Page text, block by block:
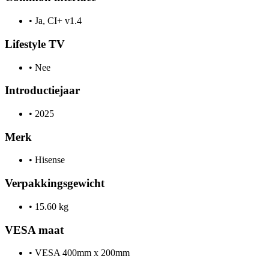
• Ja, CI+ v1.4
Lifestyle TV
• Nee
Introductiejaar
• 2025
Merk
• Hisense
Verpakkingsgewicht
• 15.60 kg
VESA maat
• VESA 400mm x 200mm